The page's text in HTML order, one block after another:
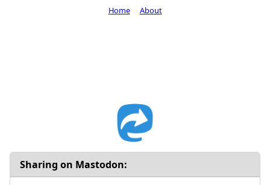
Sharing on Mastodon:
Home About